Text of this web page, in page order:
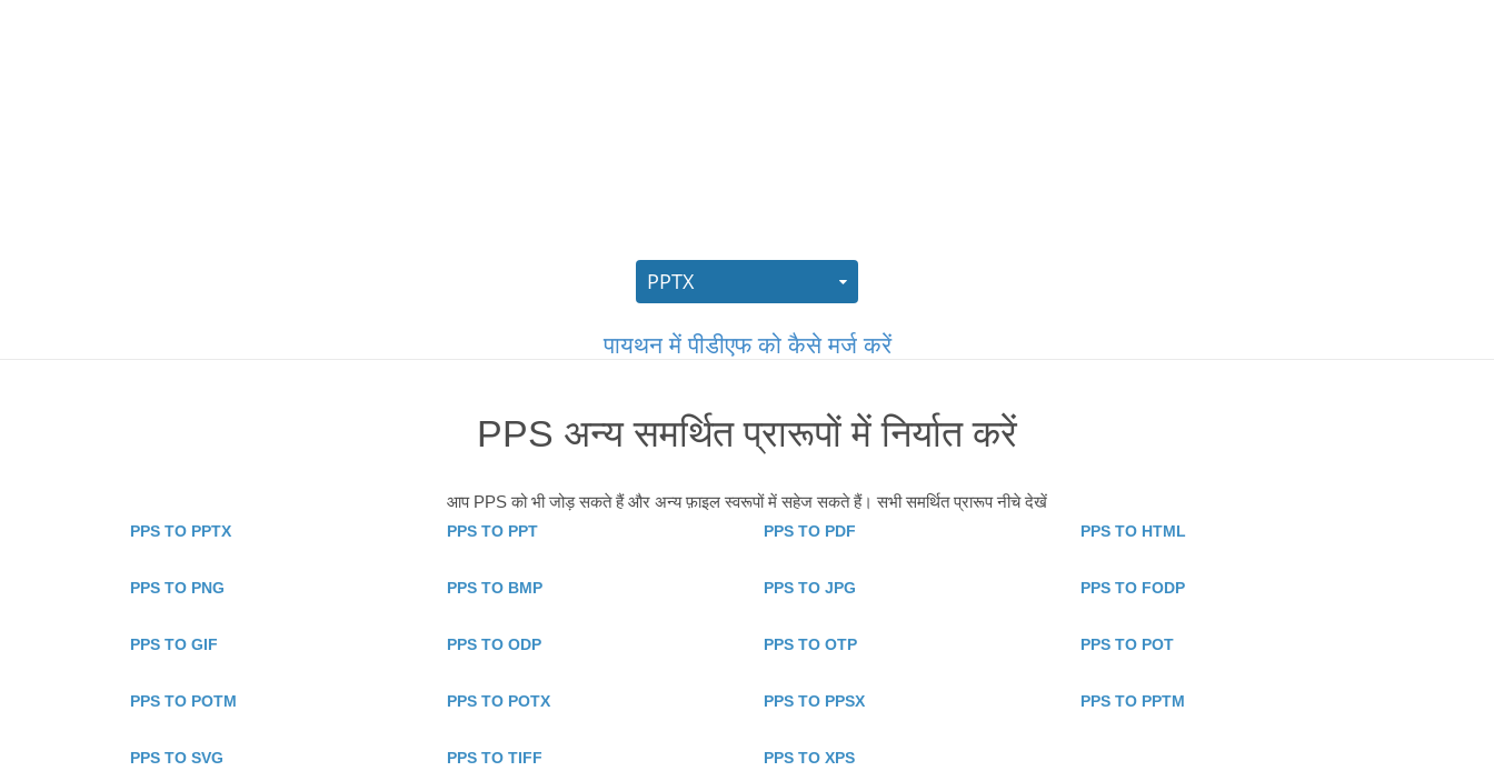
पायथन में पीडीएफ को कैसे मर्ज करें
PPS अन्य समर्थित प्रारूपों में निर्यात करें
आप PPS को भी जोड़ सकते हैं और अन्य फ़ाइल स्वरूपों में सहेज सकते हैं। सभी समर्थित प्रारूप नीचे देखें
PPS TO PPTX PPS TO PPT PPS TO PDF PPS TO HTML
PPS TO PNG PPS TO BMP PPS TO JPG PPS TO FODP
PPS TO GIF PPS TO ODP PPS TO OTP PPS TO POT
PPS TO POTM PPS TO POTX PPS TO PPSX PPS TO PPTM
PPS TO SVG PPS TO TIFF PPS TO XPS